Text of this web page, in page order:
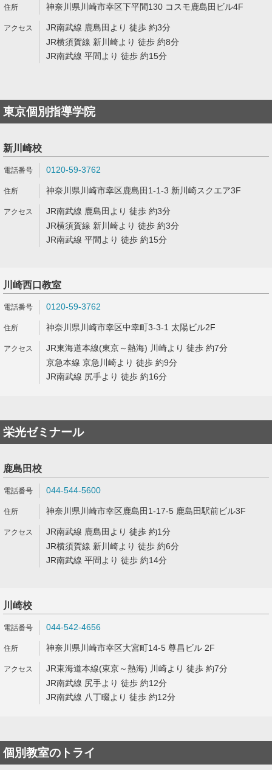
神奈川県川崎市幸区下平間130 コスモ鹿島田ビル4F
JR南武線 鹿島田より 徒歩 約3分
JR横須賀線 新川崎より 徒歩 約8分
JR南武線 平間より 徒歩 約15分
東京個別指導学院
新川崎校
0120-59-3762
神奈川県川崎市幸区鹿島田1-1-3 新川崎スクエア3F
JR南武線 鹿島田より 徒歩 約3分
JR横須賀線 新川崎より 徒歩 約3分
JR南武線 平間より 徒歩 約15分
川崎西口教室
0120-59-3762
神奈川県川崎市幸区中幸町3-3-1 太陽ビル2F
JR東海道本線(東京～熱海) 川崎より 徒歩 約7分
京急本線 京急川崎より 徒歩 約9分
JR南武線 尻手より 徒歩 約16分
栄光ゼミナール
鹿島田校
044-544-5600
神奈川県川崎市幸区鹿島田1-17-5 鹿島田駅前ビル3F
JR南武線 鹿島田より 徒歩 約1分
JR横須賀線 新川崎より 徒歩 約6分
JR南武線 平間より 徒歩 約14分
川崎校
044-542-4656
神奈川県川崎市幸区大宮町14-5 尊昌ビル 2F
JR東海道本線(東京～熱海) 川崎より 徒歩 約7分
JR南武線 尻手より 徒歩 約12分
JR南武線 八丁畷より 徒歩 約12分
個別教室のトライ